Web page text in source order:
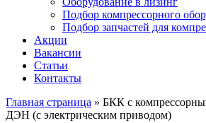
Подбор компрессорного
Подбор запчастей для
Акции
Вакансии
Статьи
Контакты
Главная страница » БКК с
ДЭН (с электрическим приводом)